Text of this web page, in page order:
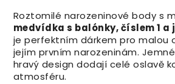
Roztomilé narozeninové body s
medvídka s balónky, číslem 1 a
je perfektním dárkem pro malou
jejím prvním narozeninám.
hravý design dodají celé oslavě
atmosféru.